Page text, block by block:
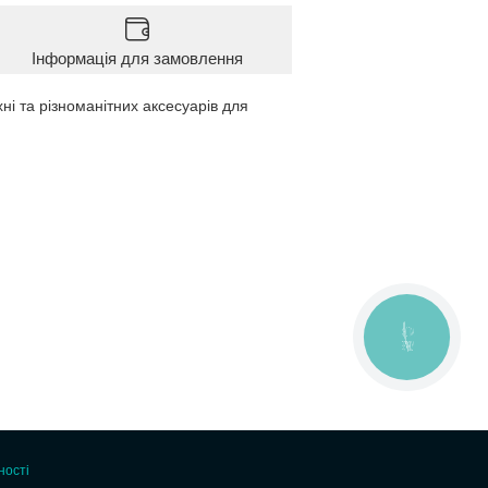
Інформація для замовлення
та різноманітних аксесуарів для
КНОПКА
ЗВ'ЯЗКУ